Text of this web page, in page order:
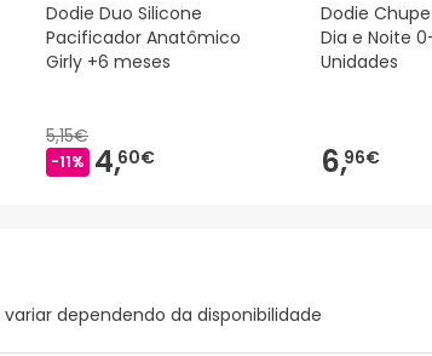
Dodie Duo Silicone
Pacificador Anatômico
Girly +6 meses
5,15€
-11% 4,60€
Dodie
Dia e Noite
Unidades
6,96€
dependendo da disponibilidade